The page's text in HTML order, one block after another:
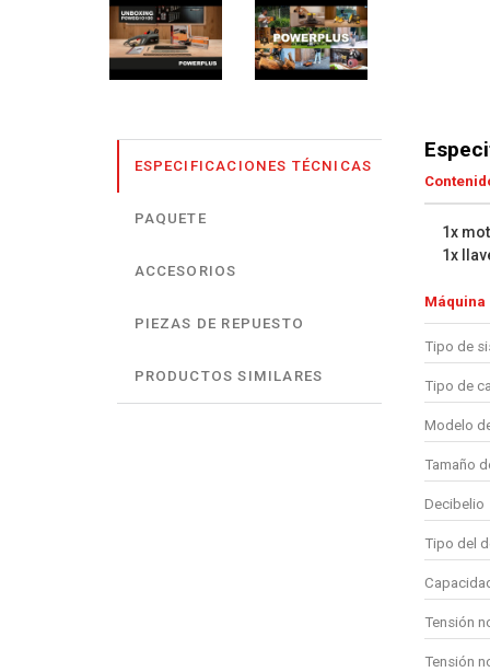
ESPECIFICACIONES TÉCNICAS
PAQUETE
ACCESORIOS
PIEZAS DE REPUESTO
PRODUCTOS SIMILARES
1x
1x
Máquina
Tipo de
Tipo de
Modelo
Tamaño
Decibelio
Tipo del
Tensión
Tensión